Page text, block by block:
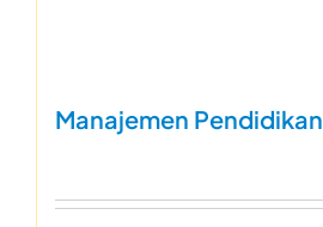
Manajemen Pendidikan